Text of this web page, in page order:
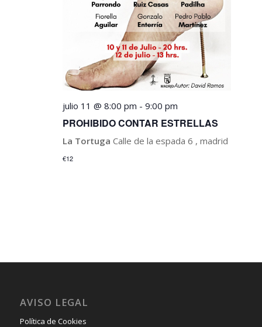
julio 11 @ 8:00 pm -9:00 pm
PROHIBIDO CONTAR ESTRELLAS
La TortugaCalle de la espada 6 , madrid
€12
AVISO LEGAL
Política de Cookies